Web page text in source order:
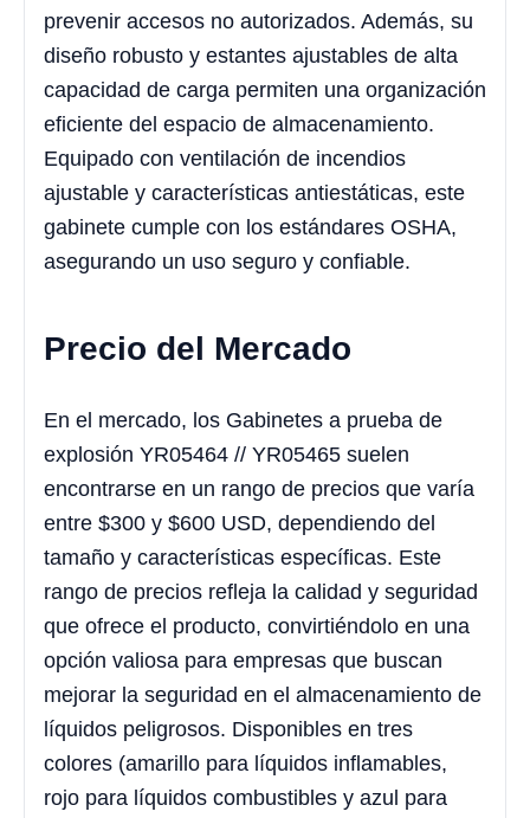
prevenir accesos no autorizados. Además, su
diseño robusto y estantes ajustables de alta
capacidad de carga permiten una organización
eficiente del espacio de almacenamiento.
Equipado con ventilación de incendios
ajustable y características antiestáticas, este
gabinete cumple con los estándares OSHA,
asegurando un uso seguro y confiable.
Precio del Mercado
En el mercado, los Gabinetes a prueba de
explosión YR05464 // YR05465 suelen
encontrarse en un rango de precios que varía
entre $300 y $600 USD, dependiendo del
tamaño y características específicas. Este
rango de precios refleja la calidad y seguridad
que ofrece el producto, convirtiéndolo en una
opción valiosa para empresas que buscan
mejorar la seguridad en el almacenamiento de
líquidos peligrosos. Disponibles en tres
colores (amarillo para líquidos inflamables,
rojo para líquidos combustibles y azul para